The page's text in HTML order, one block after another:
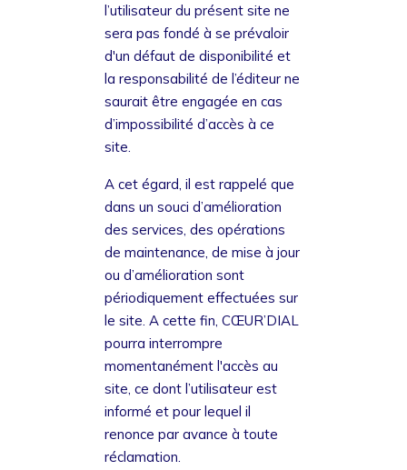
l’utilisateur du présent site ne
sera pas fondé à se prévaloir
d'un défaut de disponibilité et
la responsabilité de l’éditeur ne
saurait être engagée en cas
d’impossibilité d’accès à ce
site.
A cet égard, il est rappelé que
dans un souci d’amélioration
des services, des opérations
de maintenance, de mise à jour
ou d’amélioration sont
périodiquement effectuées sur
le site. A cette fin, CŒUR’DIAL
pourra interrompre
momentanément l'accès au
site, ce dont l’utilisateur est
informé et pour lequel il
renonce par avance à toute
réclamation.